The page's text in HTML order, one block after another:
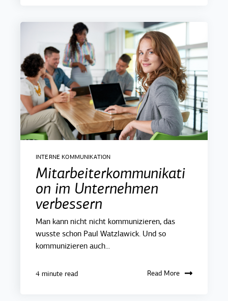
INTERNE KOMMUNIKATION
Mitarbeiterkommunikati
on im Unternehmen
verbessern
Man kann nicht nicht kommunizieren, das
wusste schon Paul Watzlawick. Und so
kommunizieren auch...
4 minute read Read More